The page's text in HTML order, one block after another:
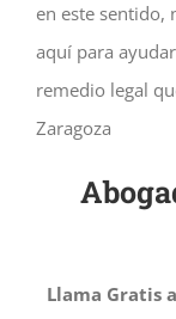
en este sentido,
aquí para
remedio legal
Zaragoza
Llama Gratis